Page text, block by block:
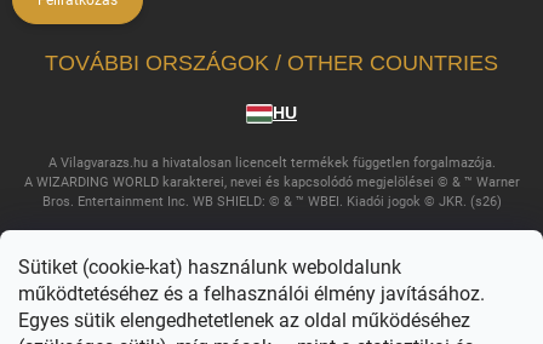
Sütiket (cookie-kat) használunk weboldalunk
működtetéséhez és a felhasználói élmény javításához.
Egyes sütik elengedhetetlenek az oldal működéséhez
TOVÁBBI ORSZÁGOK / OTHER COUNTRIES
HU
A Vilagvarazs.hu a hivatalosan licencelt termékek független forgalmazója.
A WIZARDING WORLD karakterei, nevei és kapcsolódó megjelölései © & ™ Warner
Bros. Entertainment Inc. WB SHIELD: © & ™ WBEI. Kiadói jogok © JKR. (s26)